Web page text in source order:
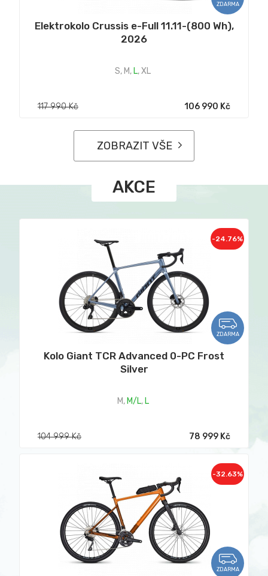
ZDARMA
Elektrokolo Crussis e-Full 11.11-(800 Wh),
2026
S, M, L,XL
117 990 Kč 106 990 Kč
ZOBRAZIT VŠE
AKCE
ZDARMA
-24.76%
Kolo Giant TCR Advanced 0-PC Frost
Silver
M,M/L,L
104 999 Kč 78 999 Kč
ZDARMA
-32.63%